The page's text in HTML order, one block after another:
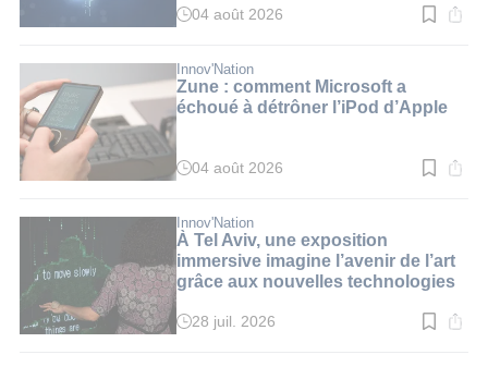
Temps
:
3
min.
04 août 2026
Innov'Nation
Zune : comment Microsoft a
échoué à détrôner l’iPod d’Apple
Temps
:
2
min.
04 août 2026
Innov'Nation
À Tel Aviv, une exposition
immersive imagine l’avenir de l’art
grâce aux nouvelles technologies
Temps
28 juil. 2026